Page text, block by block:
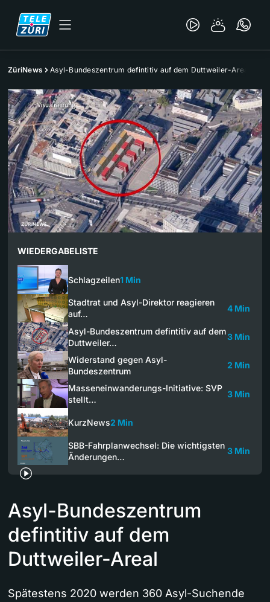
ZüriNews Asyl-Bundeszentrum defintitiv auf dem Duttweiler-Areal
WIEDERGABELISTE
Schlagzeilen1 Min
Stadtrat und Asyl-Direktor reagieren
auf…
4 Min
Asyl-Bundeszentrum defintitiv auf dem
Duttweiler…
3 Min
Widerstand gegen Asyl-
Bundeszentrum
2 Min
Masseneinwanderungs-Initiative: SVP
stellt…
3 Min
KurzNews2 Min
SBB-Fahrplanwechsel: Die wichtigsten
Änderungen…
3 Min
Asyl-Bundeszentrum
defintitiv auf dem
Duttweiler-Areal
Spätestens 2020 werden 360 Asyl-Suchende